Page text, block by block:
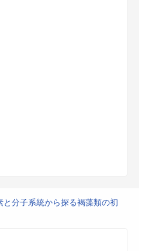
分子系統から探る褐藻類の初